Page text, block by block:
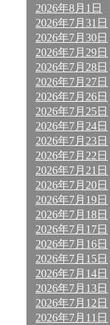
2026年8月1日
2026年7月31日
2026年7月30日
2026年7月29日
2026年7月28日
2026年7月27日
2026年7月26日
2026年7月25日
2026年7月24日
2026年7月23日
2026年7月22日
2026年7月21日
2026年7月20日
2026年7月19日
2026年7月18日
2026年7月17日
2026年7月16日
2026年7月15日
2026年7月14日
2026年7月13日
2026年7月12日
2026年7月11日